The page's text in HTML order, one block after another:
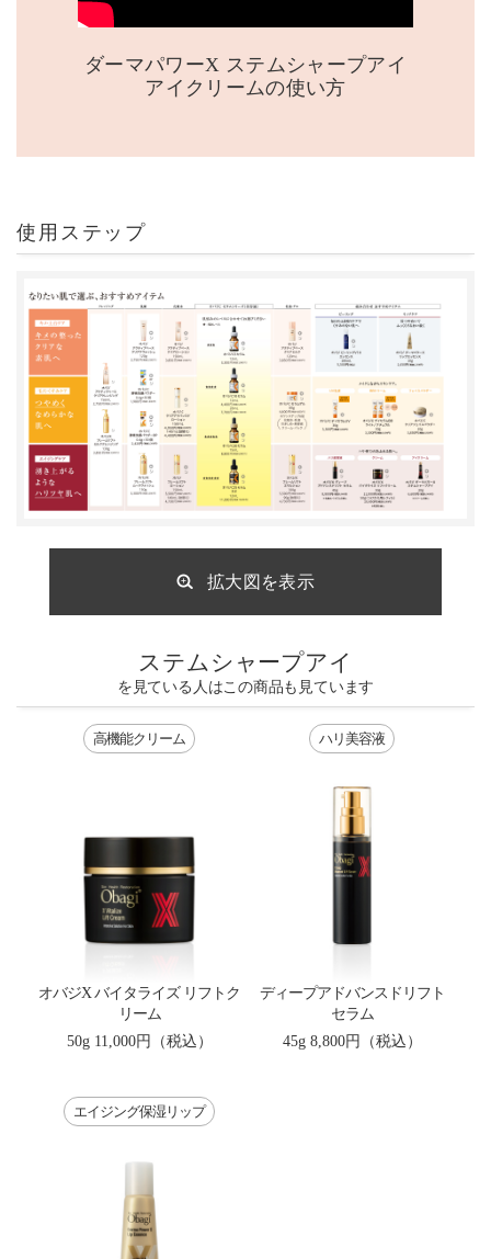
ダーマパワーX ステムシャープアイ
アイクリームの使い方
使用ステップ
拡大図を表示
ステムシャープアイ
を見ている人はこの商品も見ています
高機能クリーム
オバジX バイタライズ リフトク
リーム
50g 11,000円（税込）
ハリ美容液
ディープアドバンスドリフト
セラム
45g 8,800円（税込）
エイジング保湿リップ